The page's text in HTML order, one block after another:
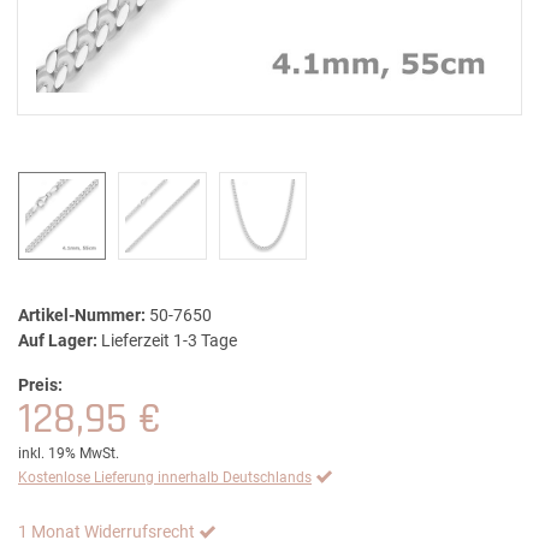
Artikel-Nummer: 50-7650
Auf Lager: Lieferzeit 1-3 Tage
Preis:
128,95 €
inkl. 19% MwSt.
Kostenlose Lieferung innerhalb Deutschlands
1 Monat Widerrufsrecht